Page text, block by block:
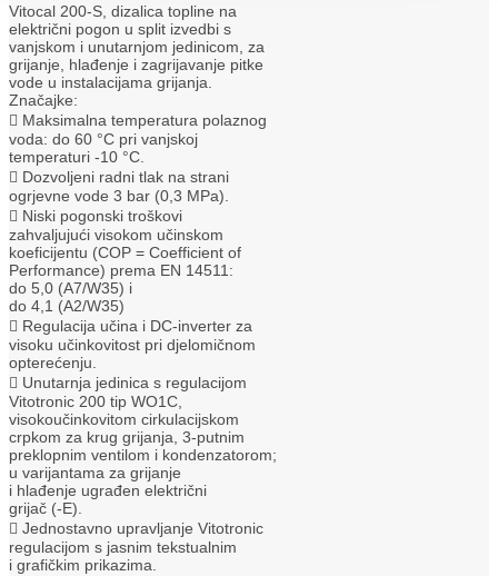
Vitocal 200-S, dizalica topline na
električni pogon u split izvedbi s
vanjskom i unutarnjom jedinicom, za
grijanje, hlađenje i zagrijavanje pitke
vode u instalacijama grijanja.
Značajke:
 Maksimalna temperatura polaznog
voda: do 60 °C pri vanjskoj
temperaturi -10 °C.
 Dozvoljeni radni tlak na strani
ogrjevne vode 3 bar (0,3 MPa).
 Niski pogonski troškovi
zahvaljujući visokom učinskom
koeficijentu (COP = Coefficient of
Performance) prema EN 14511:
do 5,0 (A7/W35) i
do 4,1 (A2/W35)
 Regulacija učina i DC-inverter za
visoku učinkovitost pri djelomičnom
opterećenju.
 Unutarnja jedinica s regulacijom
Vitotronic 200 tip WO1C,
visokoučinkovitom cirkulacijskom
crpkom za krug grijanja, 3-putnim
preklopnim ventilom i kondenzatorom;
u varijantama za grijanje
i hlađenje ugrađen električni
grijač (-E).
 Jednostavno upravljanje Vitotronic
regulacijom s jasnim tekstualnim
i grafičkim prikazima.